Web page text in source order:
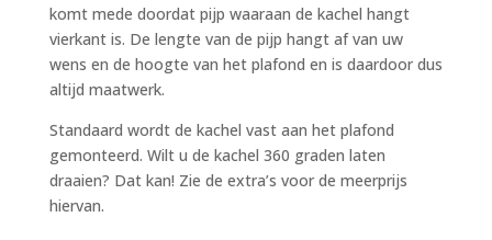
komt mede doordat pijp waaraan de kachel hangt
vierkant is. De lengte van de pijp hangt af van uw
wens en de hoogte van het plafond en is daardoor dus
altijd maatwerk.
Standaard wordt de kachel vast aan het plafond
gemonteerd. Wilt u de kachel 360 graden laten
draaien? Dat kan! Zie de extra’s voor de meerprijs
hiervan.